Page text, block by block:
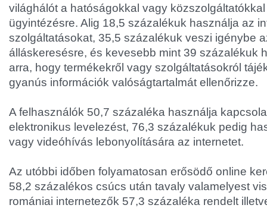
világhálót a hatóságokkal vagy
ügyintézésre. Alig 18,5 százalékuk használja az
szolgáltatásokat, 35,5 százalékuk veszi igénybe
álláskeresésre, és kevesebb mint 39 százalékuk
arra, hogy termékekről vagy szolgáltatásokról
gyanús információk valóságtartalmát ellenőrizze.
A felhasználók 50,7 százaléka használja
elektronikus levelezést, 76,3 százalékuk pedig
vagy videóhívás lebonyolítására az internetet.
Az utóbbi időben folyamatosan erősödő online
58,2 százalékos csúcs után tavaly valamelyest
romániai internetezők 57,3 százaléka rendelt